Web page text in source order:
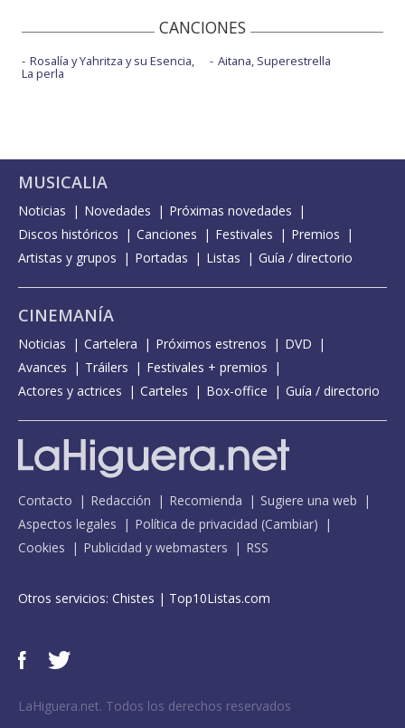
CANCIONES
Rosalía y Yahritza y su Esencia,
La perla
Aitana, Superestrella
MUSICALIA
Noticias Novedades
Próximas novedades
Discos históricos
Canciones Festivales
Premios
Artistas y grupos
Portadas Listas Guía / directorio
CINEMANÍA
Noticias Cartelera Próximos estrenos
DVD
Avances
Tráilers
Festivales + premios
Actores y actrices
Carteles Box-office Guía / directorio
Contacto Redacción Recomienda
Sugiere una web
Aspectos legales
Política de privacidad (Cambiar)
Cookies
Publicidad y webmasters RSS
Otros servicios: Chistes | Top10Listas.com
LaHiguera.net. Todos los derechos reservados